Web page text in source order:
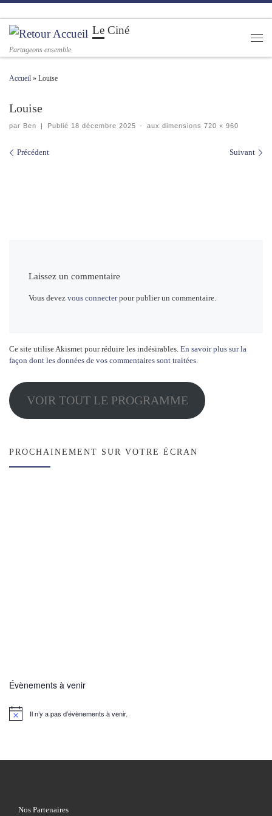
Passer au contenu
Le Ciné
Partageons ensemble
Accueil » Louise
Louise
par Ben | Publié 18 décembre 2025 - aux dimensions 720 × 960
Navigation des images
Précédent Suivant
Laissez un commentaire
Vous devezvous connecterpour publier un commentaire.
Ce site utilise Akismet pour réduire les indésirables. En savoir plus sur la
façon dont les données de vos commentaires sont traitées.
VOIR TOUT LE PROGRAMME
PROCHAINEMENT SUR VOTRE ÉCRAN
Évènements à venir
e
Il n’y a pas d’évènements à venir.
Nos Partenaires